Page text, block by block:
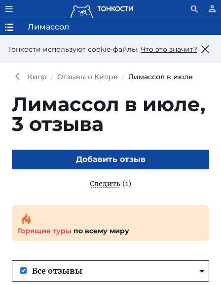
Тонкости используют сookie-файлы. Что это значит?
Лимассол
Кипр Отзывы о Кипре Лимассол в июле
Лимассол в июле,
3 отзыва
Добавить отзыв
Следить (1)
Горящие туры по всему миру
Все отзывы